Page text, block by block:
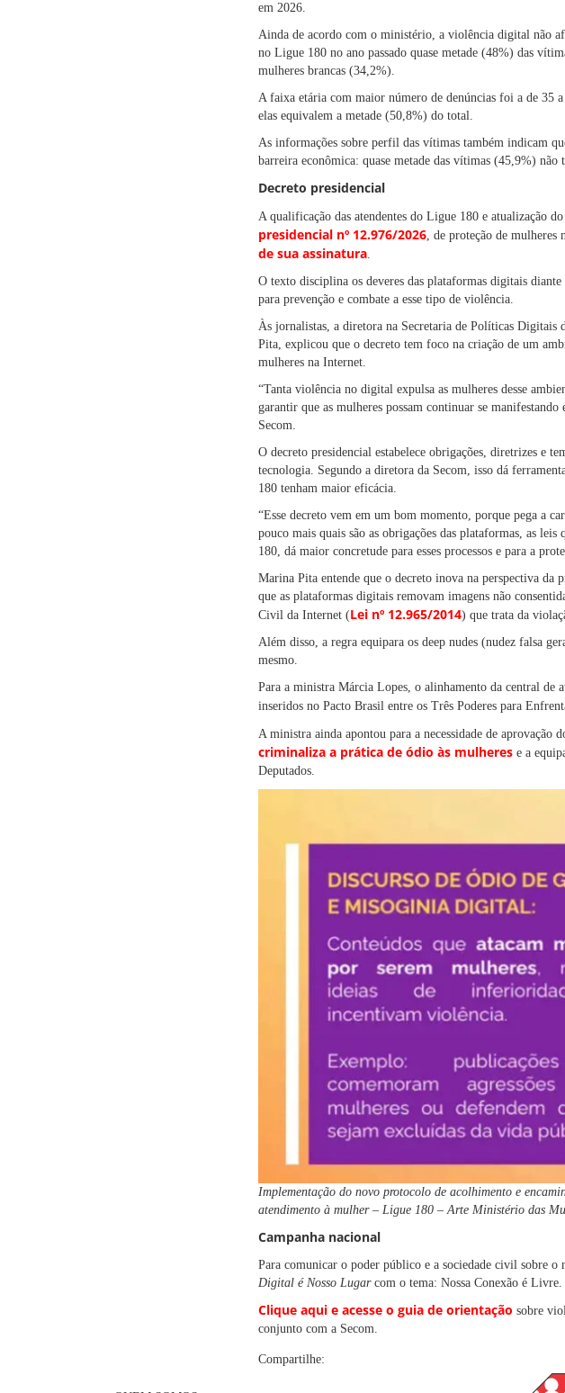
em 2026.
Ainda de acordo com o ministério, a violência digital não
no Ligue 180 no ano passado quase metade (48%) das
mulheres brancas (34,2%).
A faixa etária com maior número de denúncias foi a de 35
elas equivalem a metade (50,8%) do total.
As informações sobre perfil das vítimas também indicam
barreira econômica: quase metade das vítimas (45,9%)
Decreto presidencial
A qualificação das atendentes do Ligue 180 e atualização
presidencial nº 12.976/2026, de proteção de
de sua assinatura.
O texto disciplina os deveres das plataformas digitais
para prevenção e combate a esse tipo de violência.​​
Às jornalistas, a diretora na Secretaria de Políticas Digitais
Pita, explicou que o decreto tem foco na criação de um
mulheres na Internet.
“Tanta violência no digital expulsa as mulheres desse
garantir que as mulheres possam continuar se
Secom.
O decreto presidencial estabelece obrigações, diretrizes e
tecnologia. Segundo a diretora da Secom, isso dá
180 tenham maior eficácia.
“Esse decreto vem em um bom momento, porque pega a
pouco mais quais são as obrigações das plataformas, as
180, dá maior concretude para esses processos e para a
Marina Pita entende que o decreto inova na perspectiva da
que as plataformas digitais removam imagens não
Civil da Internet (Lei nº 12.965/2014) que trata da
Além disso, a regra equipara os deep nudes (nudez falsa
mesmo.
Para a ministra Márcia Lopes, o alinhamento da central de
inseridos no Pacto Brasil entre os Três Poderes para
A ministra ainda apontou para a necessidade de aprovação
criminaliza a prática de ódio às mulheres e a
Deputados.
Implementação do novo protocolo de acolhimento e
atendimento à mulher – Ligue 180 – Arte Ministério das
Campanha nacional
Para comunicar o poder público e a sociedade civil sobre
Digital é Nosso Lugarcom o tema: Nossa Conexão é
Clique aqui e acesse o guia de orientação sobre
conjunto com a Secom.
Compartilhe: